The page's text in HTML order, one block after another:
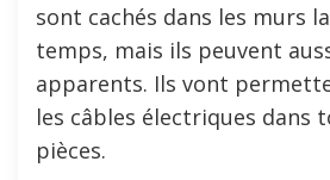
sont cachés dans les murs
temps, mais ils peuvent
apparents. Ils vont
les câbles électriques dans
pièces.